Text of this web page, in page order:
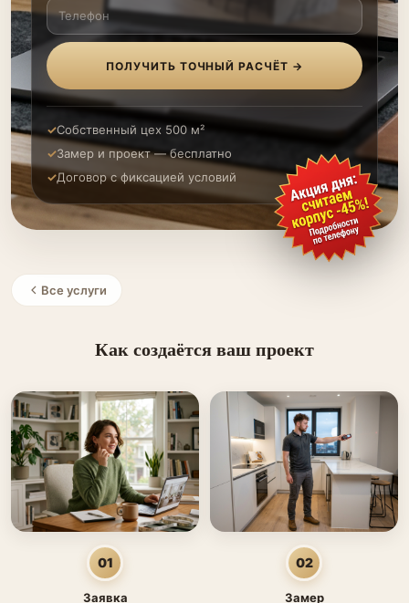
ПОЛУЧИТЬ ТОЧНЫЙ РАСЧЁТ →
Собственный цех 500 м²
Замер и проект — бесплатно
Договор с фиксацией условий
Все услуги
Как создаётся ваш проект
01
Заявка
02
Замер